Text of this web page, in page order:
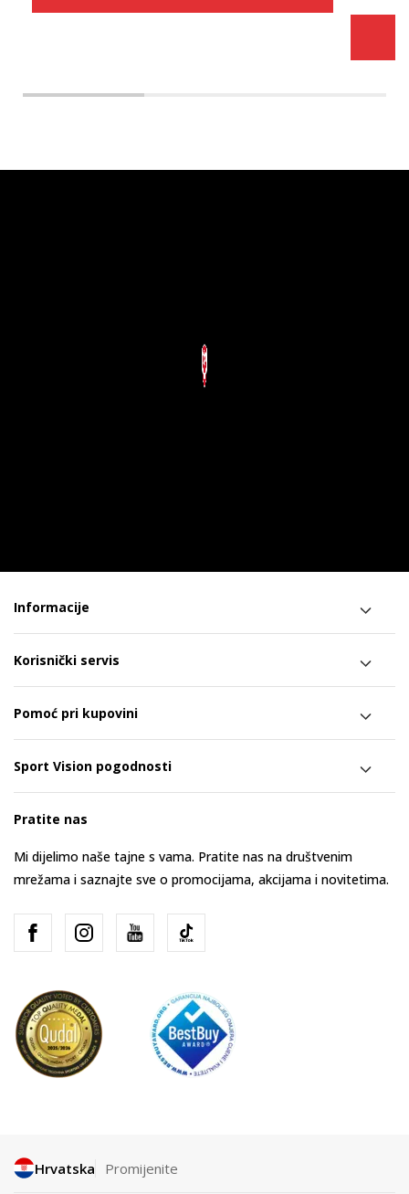
Informacije
Korisnički servis
Pomoć pri kupovini
Sport Vision pogodnosti
Pratite nas
Mi dijelimo naše tajne s vama. Pratite nas na društvenim
mrežama i saznajte sve o promocijama, akcijama i novitetima.
Hrvatska Promijenite